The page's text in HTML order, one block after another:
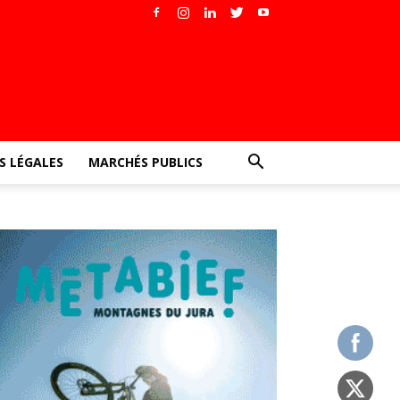
LÉGALES MARCHÉS PUBLICS